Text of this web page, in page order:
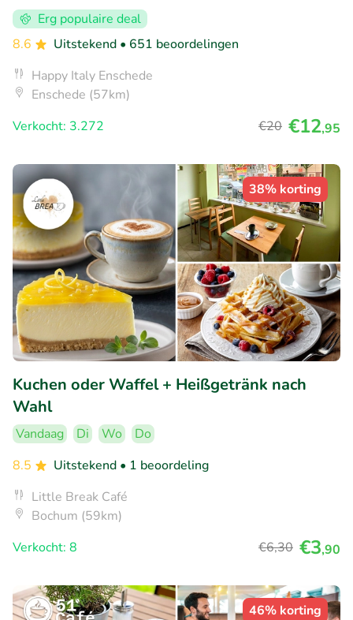
Erg populaire deal
8.6
Uitstekend • 651 beoordelingen
Happy Italy Enschede
Enschede (57km)
Verkocht: 3.272
€20 €12,95
38% korting
Kuchen oder Waffel + Heißgetränk nach
Wahl
Vandaag Di Wo
Do
8.5
Uitstekend • 1 beoordeling
Little Break Café
Bochum (59km)
Verkocht: 8
€6,30 €3,90
46% korting